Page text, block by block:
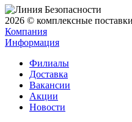
2026 © комплексные
Компания
Информация
Филиалы
Доставка
Вакансии
Акции
Новости